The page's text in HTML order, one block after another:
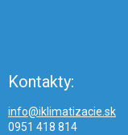
Kontakty:
info@iklimatizacie.sk
0951 418 814